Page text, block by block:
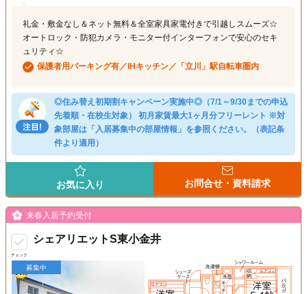
礼金・敷金なし＆ネット無料＆全室家具家電付きで引越しスムーズ☆
オートロック・防犯カメラ・モニター付インターフォンで安心のセキ
ュリティ☆
保護者用パーキング有／IHキッチン／「立川」駅自転車圏内
◎住み替え初期割キャンペーン実施中◎（7/1～9/30までの申込
先着順・在校生対象） 初月家賃最大1ヶ月分フリーレント ※対
象部屋は「入居募集中の部屋情報」を参照ください。（表記条
件より適用）
お気に入り お問合せ・資料請求
チェック
来春入居予約受付
シェアリエットS東小金井
募集中